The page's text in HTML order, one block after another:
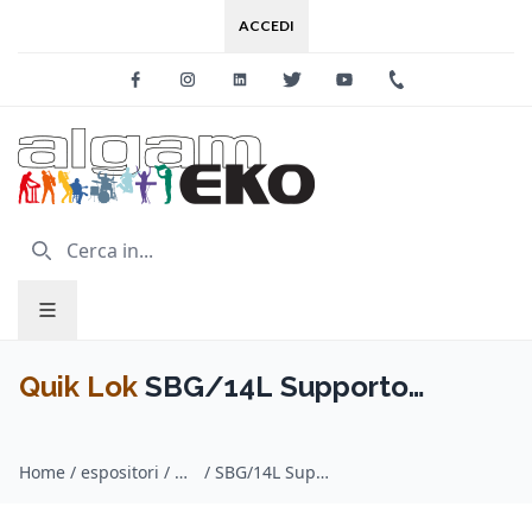
ACCEDI
FacebookInstagramLinkedinTwitter Youtube
Quik Lok SBG/14L Supporto
Home / espositori / Quik Lok / SBG/14L Supporto Slatwall per Chitarra e Basso